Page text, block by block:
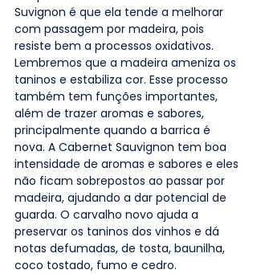
Suvignon é que ela tende a melhorar
com passagem por madeira, pois
resiste bem a processos oxidativos.
Lembremos que a madeira ameniza os
taninos e estabiliza cor. Esse processo
também tem funções importantes,
além de trazer aromas e sabores,
principalmente quando a barrica é
nova. A Cabernet Sauvignon tem boa
intensidade de aromas e sabores e eles
não ficam sobrepostos ao passar por
madeira, ajudando a dar potencial de
guarda. O carvalho novo ajuda a
preservar os taninos dos vinhos e dá
notas defumadas, de tosta, baunilha,
coco tostado, fumo e cedro.